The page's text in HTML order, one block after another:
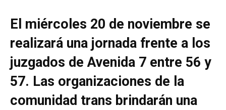
El miércoles 20 de noviembre se
realizará una jornada frente a los
juzgados de Avenida 7 entre 56 y
57. Las organizaciones de la
comunidad trans brindarán una